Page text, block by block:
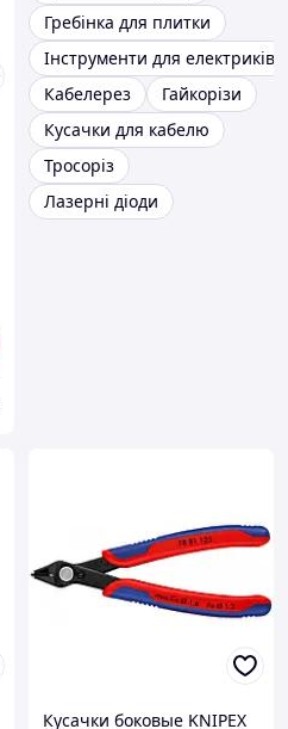
Гребінка для плитки
Інструменти для електриків
Кабелерез
Гайкорізи
Кусачки для кабелю
Тросоріз
Лазерні діоди
Кусачки боковые KNIPEX